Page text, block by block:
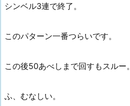
シンベル3連で終了。
このパターン一番つらいです。
この後50あべしまで回すもスルー。
ふ、むなしい。